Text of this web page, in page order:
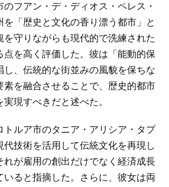
フアン・デ・ディオス・ペレス・
を「歴史と文化の香り漂う都市」と
守りながらも現代的で洗練された
点を高く評価した。彼は「能動的保
し、伝統的な街並みの風貌を保ちな
素を融合させることで、歴史的都市
現すべきだと述べた。
トルア市のタニア・アリシア・タプ
代技術を活用して伝統文化を再現し
れが雇用の創出だけでなく経済成長
いると指摘した。さらに、彼女は両